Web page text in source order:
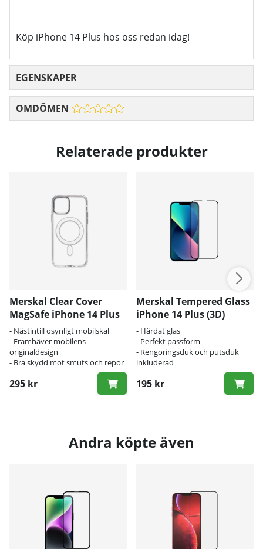
Köp iPhone 14 Plus hos oss redan idag!
EGENSKAPER
OMDÖMEN
Relaterade produkter
Merskal Clear Cover
MagSafe iPhone 14 Plus
- Nästintill osynligt mobilskal
- Framhäver mobilens
originaldesign
- Bra skydd mot smuts och repor
295 kr
Merskal Tempered Glass
iPhone 14 Plus (3D)
- Härdat glas
- Perfekt passform
- Rengöringsduk och putsduk
inkluderad
195 kr
Andra köpte även